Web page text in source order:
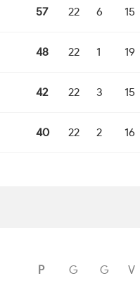
57 22 6 15
48 22 1 19
42 22 3 15
40 22 2 16
P G G V